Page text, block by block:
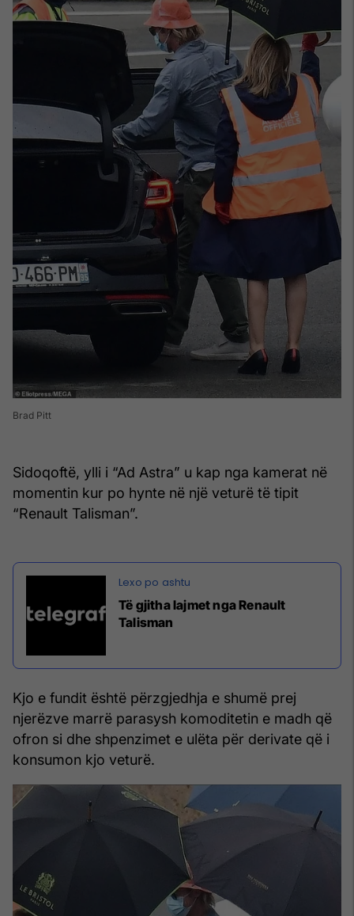
Brad Pitt
Sidoqoftë, ylli i “Ad Astra” u kap nga kamerat në
momentin kur po hynte në një veturë të tipit
“Renault Talisman”.
Të gjitha lajmet nga Renault
Talisman
Kjo e fundit është përzgjedhja e shumë prej
njerëzve marrë parasysh komoditetin e madh që
ofron si dhe shpenzimet e ulëta për derivate që i
konsumon kjo veturë.